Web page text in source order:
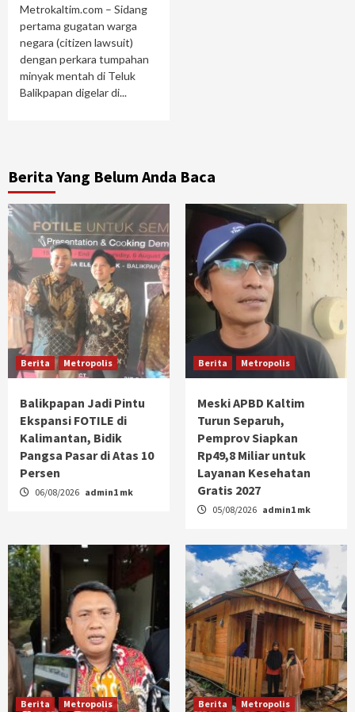
Metrokaltim.com – Sidang
pertama gugatan warga
negara (citizen lawsuit)
dengan perkara tumpahan
minyak mentah di Teluk
Balikpapan digelar di...
Berita Yang Belum Anda Baca
Berita Metropolis
Balikpapan Jadi Pintu
Ekspansi FOTILE di
Kalimantan, Bidik
Pangsa Pasar di Atas 10
Persen
06/08/2026 admin1 mk
Berita Metropolis
Meski APBD Kaltim
Turun Separuh,
Pemprov Siapkan
Rp49,8 Miliar untuk
Layanan Kesehatan
Gratis 2027
05/08/2026 admin1 mk
Berita Metropolis Berita Metropolis